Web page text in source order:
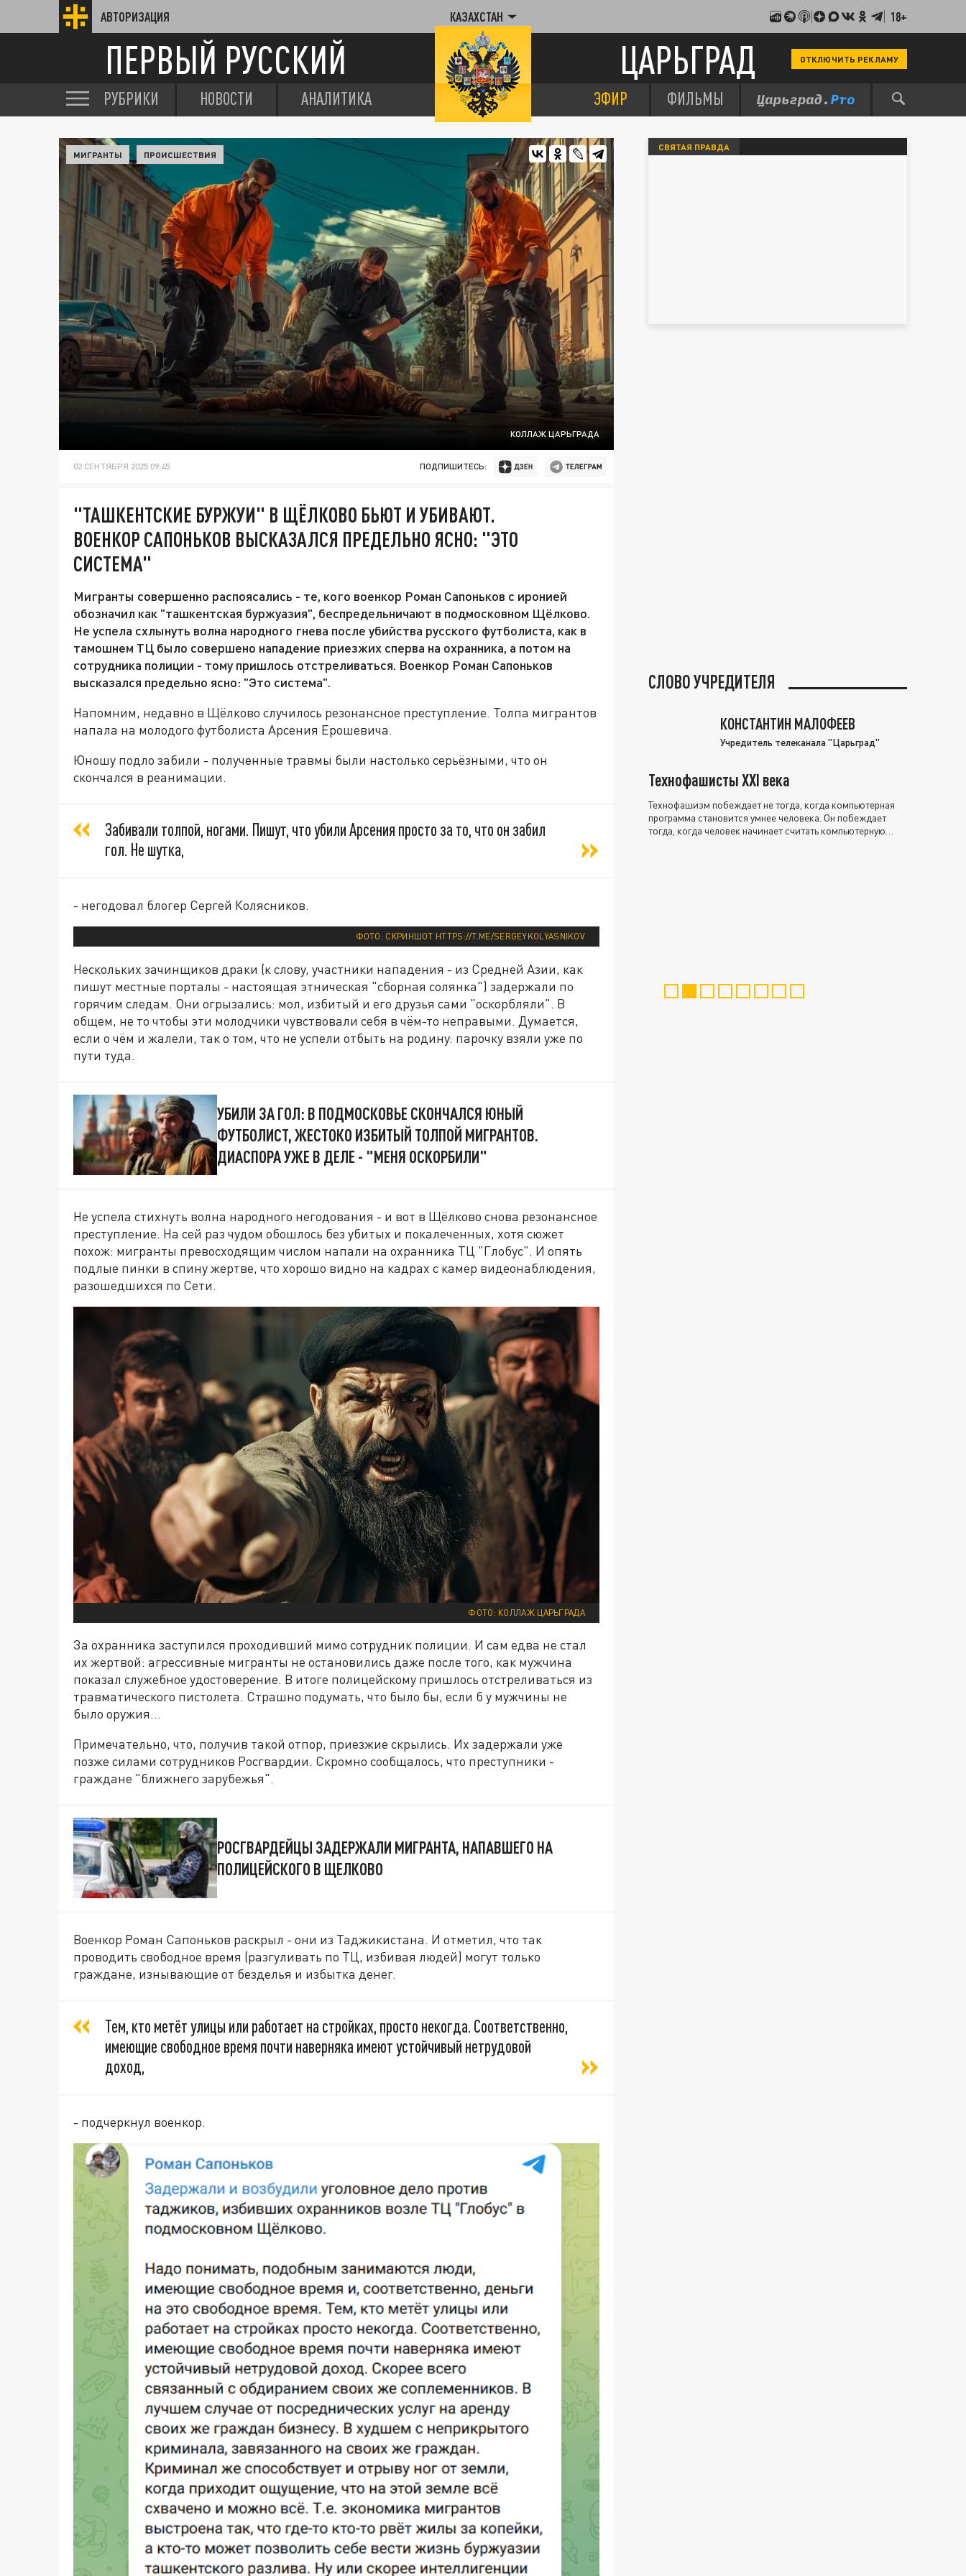
АВТОРИЗАЦИЯ КАЗАХСТАН 18+
ПЕРВЫЙ РУССКИЙ ЦАРЬГРАД ОТКЛЮЧИТЬ РЕКЛАМУ
РУБРИКИ НОВОСТИ АНАЛИТИКА ЭФИР ФИЛЬМЫ
КОЛЛАЖ ЦАРЬГРАДА
МИГРАНТЫ ПРОИСШЕСТВИЯ
02 СЕНТЯБРЯ 2025 09:45 ПОДПИШИТЕСЬ:
"ТАШКЕНТСКИЕ БУРЖУИ" В ЩЁЛКОВО БЬЮТ И УБИВАЮТ.
ВОЕНКОР САПОНЬКОВ ВЫСКАЗАЛСЯ ПРЕДЕЛЬНО ЯСНО: "ЭТО
СИСТЕМА"
Мигранты совершенно распоясались - те, кого военкор Роман Сапоньков с иронией
обозначил как "ташкентская буржуазия", беспредельничают в подмосковном Щёлково.
Не успела схлынуть волна народного гнева после убийства русского футболиста, как в
тамошнем ТЦ было совершено нападение приезжих сперва на охранника, а потом на
сотрудника полиции - тому пришлось отстреливаться. Военкор Роман Сапоньков
высказался предельно ясно: "Это система".
Напомним, недавно в Щёлково случилось резонансное преступление. Толпа мигрантов
напала на молодого футболиста Арсения Ерошевича.
Юношу подло забили - полученные травмы были настолько серьёзными, что он
скончался в реанимации.
Забивали толпой, ногами. Пишут, что убили Арсения просто за то, что он забил
гол. Не шутка,
- негодовал блогер Сергей Колясников.
ФОТО: СКРИНШОТ HTTPS://T.ME/SERGEYKOLYASNIKOV
Нескольких зачинщиков драки (к слову, участники нападения - из Средней Азии, как
пишут местные порталы - настоящая этническая "сборная солянка") задержали по
горячим следам. Они огрызались: мол, избитый и его друзья сами "оскорбляли". В
общем, не то чтобы эти молодчики чувствовали себя в чём-то неправыми. Думается,
если о чём и жалели, так о том, что не успели отбыть на родину: парочку взяли уже по
пути туда.
УБИЛИ ЗА ГОЛ: В ПОДМОСКОВЬЕ СКОНЧАЛСЯ ЮНЫЙ
ФУТБОЛИСТ, ЖЕСТОКО ИЗБИТЫЙ ТОЛПОЙ МИГРАНТОВ.
ДИАСПОРА УЖЕ В ДЕЛЕ - "МЕНЯ ОСКОРБИЛИ"
Не успела стихнуть волна народного негодования - и вот в Щёлково снова резонансное
преступление. На сей раз чудом обошлось без убитых и покалеченных, хотя сюжет
похож: мигранты превосходящим числом напали на охранника ТЦ "Глобус". И опять
подлые пинки в спину жертве, что хорошо видно на кадрах с камер видеонаблюдения,
разошедшихся по Сети.
ФОТО: КОЛЛАЖ ЦАРЬГРАДА
За охранника заступился проходивший мимо сотрудник полиции. И сам едва не стал
их жертвой: агрессивные мигранты не остановились даже после того, как мужчина
показал служебное удостоверение. В итоге полицейскому пришлось отстреливаться из
травматического пистолета. Страшно подумать, что было бы, если б у мужчины не
было оружия…
Примечательно, что, получив такой отпор, приезжие скрылись. Их задержали уже
позже силами сотрудников Росгвардии. Скромно сообщалось, что преступники -
граждане "ближнего зарубежья".
РОСГВАРДЕЙЦЫ ЗАДЕРЖАЛИ МИГРАНТА, НАПАВШЕГО НА
ПОЛИЦЕЙСКОГО В ЩЕЛКОВО
Военкор Роман Сапоньков раскрыл - они из Таджикистана. И отметил, что так
проводить свободное время (разгуливать по ТЦ, избивая людей) могут только
граждане, изнывающие от безделья и избытка денег.
Тем, кто метёт улицы или работает на стройках, просто некогда. Соответственно,
имеющие свободное время почти наверняка имеют устойчивый нетрудовой
доход,
- подчеркнул военкор.
СВЯТАЯ ПРАВДА
СЛОВО УЧРЕДИТЕЛЯ
КОНСТАНТИН МАЛОФЕЕВ
Учредитель телеканала "Царьград"
Технофашисты XXI века
Технофашизм побеждает не тогда, когда компьютерная
программа становится умнее человека. Он побеждает
тогда, когда человек начинает считать компьютерную